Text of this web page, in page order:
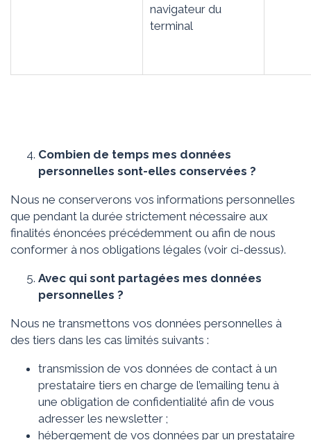
navigateur du
terminal
Combien de temps mes données
personnelles sont-elles conservées ?
Nous ne conserverons vos informations personnelles
que pendant la durée strictement nécessaire aux
finalités énoncées précédemment ou afin de nous
conformer à nos obligations légales (voir ci-dessus).
Avec qui sont partagées mes données
personnelles ?
Nous ne transmettons vos données personnelles à
des tiers dans les cas limités suivants :
transmission de vos données de contact à un
prestataire tiers en charge de l’emailing tenu à
une obligation de confidentialité afin de vous
adresser les newsletter ;
hébergement de vos données par un prestataire